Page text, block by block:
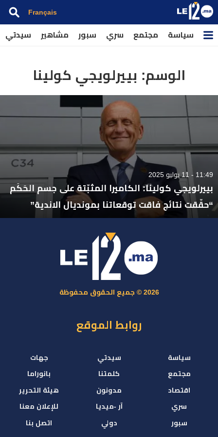
Français
سياسة مجتمع سري سبور مشاهير سيدتي
الوسم: بييرلويجي كولينا
11:49 - 11 يوليو 2025
بييرلويجي كولينا: الكاميرا المثبّتة على جسم الحَكَم
“حقّقت نتائج فاقت توقعاتنا بمونديال الاندية”
2026 © جميع الحقوق محفوظة
روابط الموقع
سياسة
مجتمع
اقتصاد
سري
سبور
سيدتي
كلمتنا
مدونون
آر -ميديا
دولي
جهات
بانوراما
هيئة التحرير
للإعلان معنا
اتصل بنا